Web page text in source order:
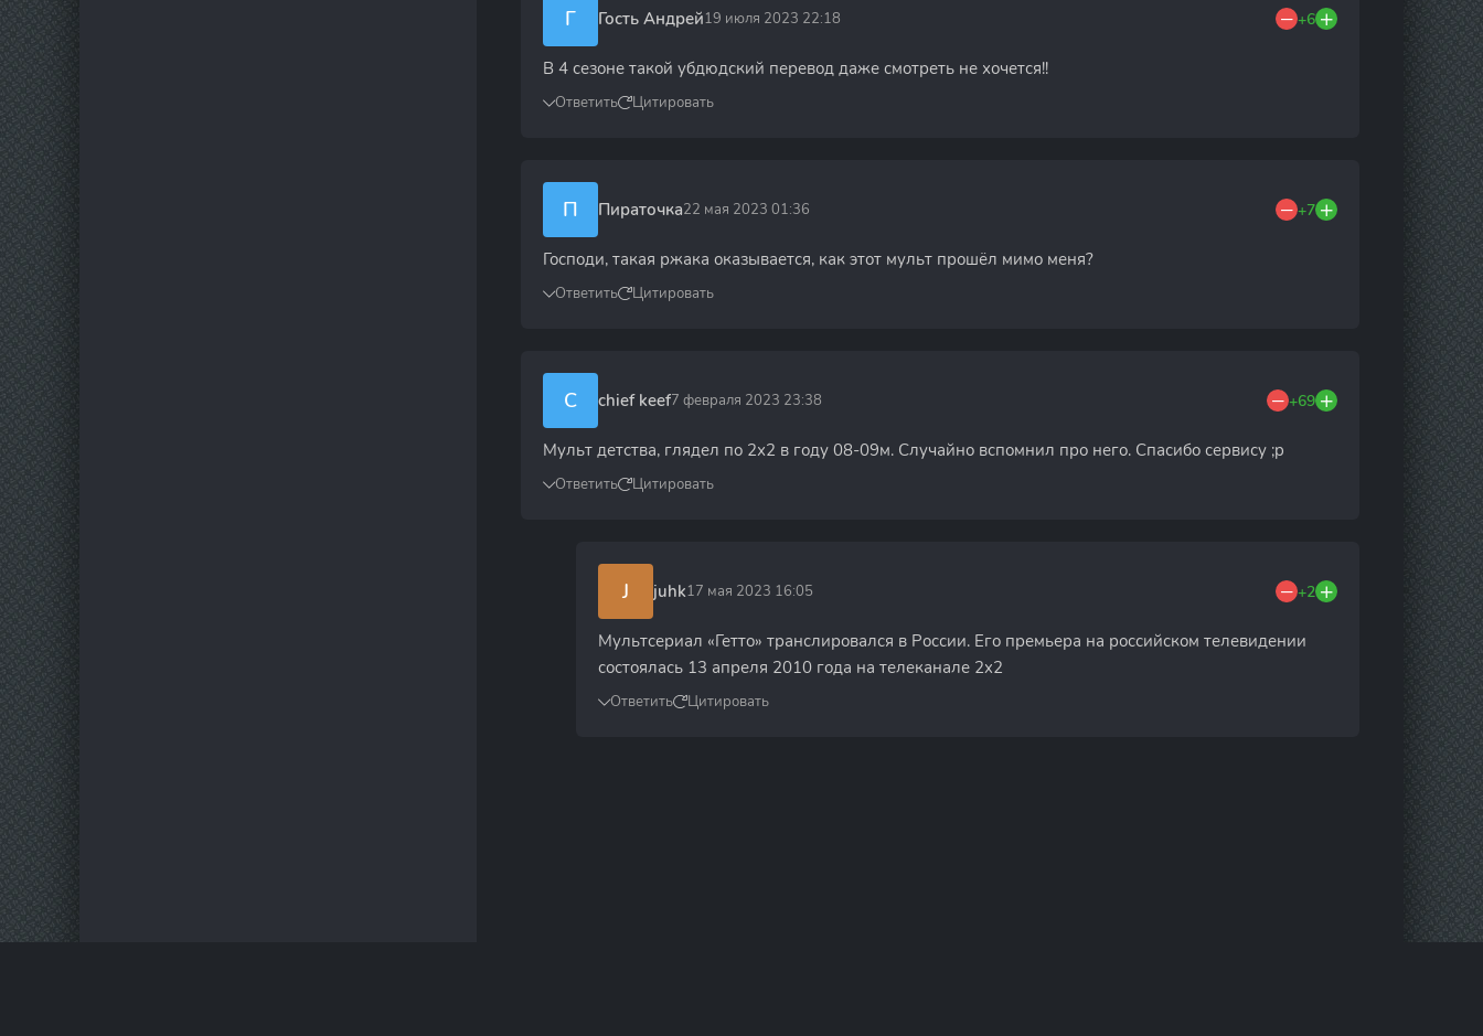
Г Гость Андрей19 июля 2023 22:18 +6
В 4 сезоне такой убдюдский перевод даже смотреть не хочется!!
Ответить Цитировать
П Пираточка22 мая 2023 01:36 +7
Господи, такая ржака оказывается, как этот мульт прошёл мимо меня?
Ответить Цитировать
C chief keef7 февраля 2023 23:38 +69
Мульт детства, глядел по 2х2 в году 08-09м. Случайно вспомнил про него. Спасибо сервису ;p
Ответить Цитировать
J juhk17 мая 2023 16:05 +2
Мультсериал «Гетто» транслировался в России. Его премьера на российском телевидении
состоялась 13 апреля 2010 года на телеканале 2x2
Ответить Цитировать